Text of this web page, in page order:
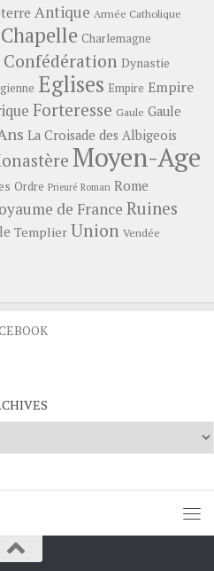
Antique Armée Catholique
Chapelle Charlemagne
Confédération Dynastie
Eglises Empire Empire
Forteresse Gaule Gaule
La Croisade des Albigeois
Moyen-Age
Ordre Prieuré Roman Rome
de France Ruines
Templier Union Vendée